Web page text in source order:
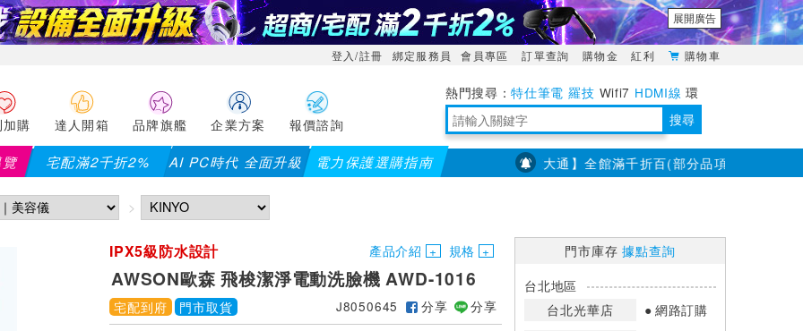
展開廣告
登入/註冊 綁定服務員 會員專區 訂單查詢 購物金 紅利 購物車
購 達人開箱 品牌旗艦 企業方案 報價諮詢
特仕筆電 羅技 Wifi7 HDMI線 環
境量測 明緯POWER 搜尋
覽 宅配滿2千折2% AI PC時代 全面升級 電力保護選購指南 【PX大通】全館滿千折百(部分品項不適用，滿2千折
IPX5級防水設計 產品介紹 規格
AWSON歐森 飛梭潔淨電動洗臉機 AWD-1016
宅配到府 門市取貨 J8050645 分享 分享
門市庫存據點查詢
台北地區
台北光華店
網路訂購